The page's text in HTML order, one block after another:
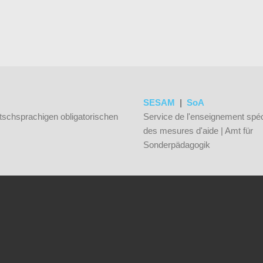
obligatorischen
SESAM | SoA
Service de l'enseignement
des mesures d'aide | Amt für
Sonderpädagogik